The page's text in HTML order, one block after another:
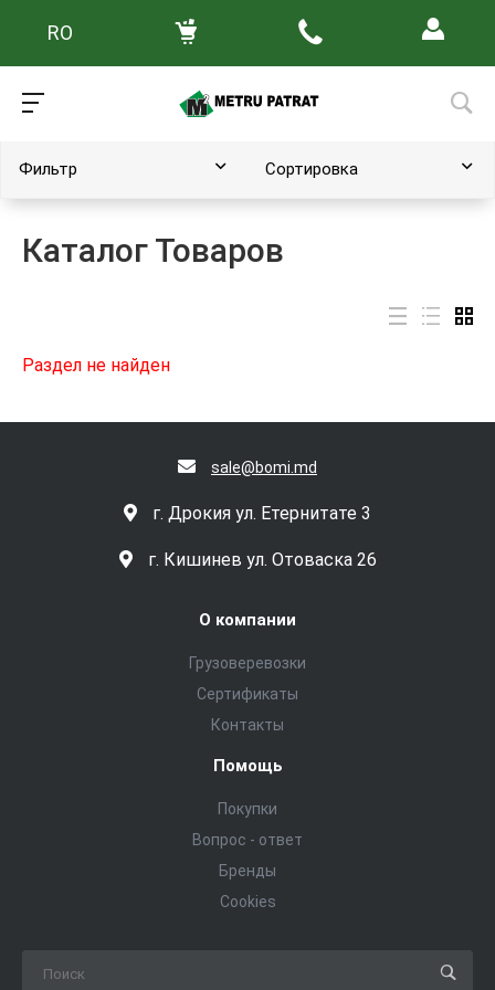
RO
Главная Каталог товаров
Каталог Товаров
Фильтр Сортировка
Раздел не найден
sale@bomi.md
г. Дрокия ул. Етернитате 3
г. Кишинев ул. Отоваска 26
О компании
Грузоверевозки
Сертификаты
Контакты
Помощь
Покупки
Вопрос - ответ
Бренды
Cookies